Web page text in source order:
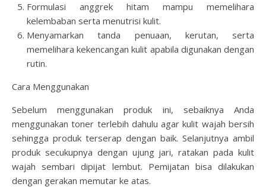
Formulasi anggrek hitam mampu memelihara
kelembaban serta menutrisi kulit.
Menyamarkan tanda penuaan, kerutan, serta
memelihara kekencangan kulit apabila digunakan dengan
rutin.
Cara Menggunakan
Sebelum menggunakan produk ini, sebaiknya Anda
menggunakan toner terlebih dahulu agar kulit wajah bersih
sehingga produk terserap dengan baik. Selanjutnya ambil
produk secukupnya dengan ujung jari, ratakan pada kulit
wajah sembari dipijat lembut. Pemijatan bisa dilakukan
dengan gerakan memutar ke atas.